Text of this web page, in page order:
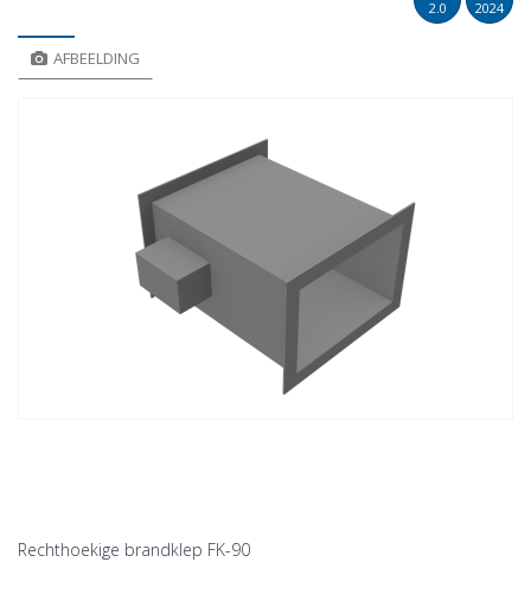
2.0
2024
AFBEELDING
Rechthoekige brandklep FK-90